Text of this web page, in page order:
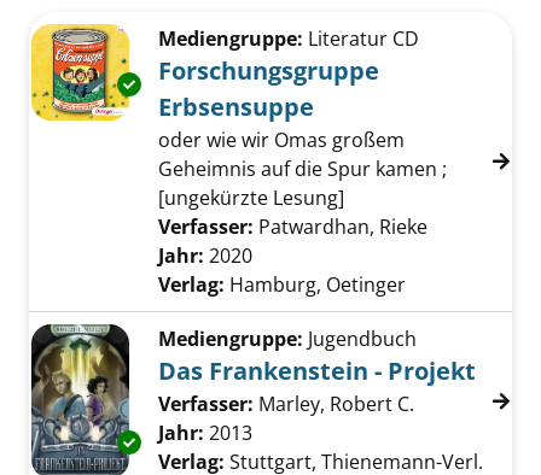
Zu den Suchfiltern springen
Exemplar-Details von Forschungsgruppe
Mediengruppe: Literatur CD
Forschungsgruppe
Erbsensuppe
oder wie wir Omas großem
Geheimnis auf die Spur kamen ;
[ungekürzte Lesung]
Verfasser: Patwardhan, Rieke
Jahr: 2020
Verlag: Hamburg, Oetinger
Exemplar-Details von Das Frankenstein -
Mediengruppe: Jugendbuch
Das Frankenstein - Projekt
Verfasser: Marley, Robert C. Suche nach
Jahr: 2013
Verlag: Stuttgart, Thienemann-Verl.